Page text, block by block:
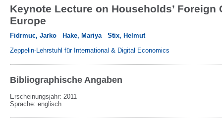
Keynote Lecture on Households’
Europe
Fidrmuc, Jarko Hake, Mariya
Stix, Helmut
Zeppelin-Lehrstuhl für International & Digital Economics
Bibliographische Angaben
Erscheinungsjahr: 2011
Sprache: englisch